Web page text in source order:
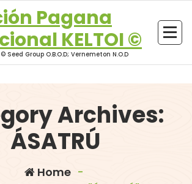
Pagana
KELTOI ©
Group O.B.O.D; Vernemeton N.O.D
Archives:
ÁSATRÚ
Home -